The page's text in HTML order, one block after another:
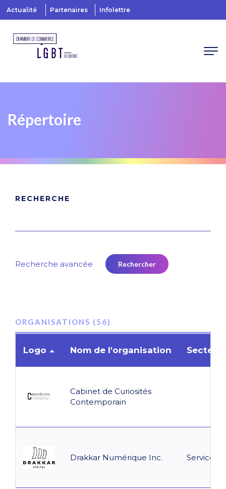
Actualité Partenaires Infolettre
Répertoire
RECHERCHE
Recherche avancée
ORGANISATIONS (56)
Logo Nom de l'organisation
Cabinet de Curiosités
Contemporain
Drakkar Numérique Inc. Service